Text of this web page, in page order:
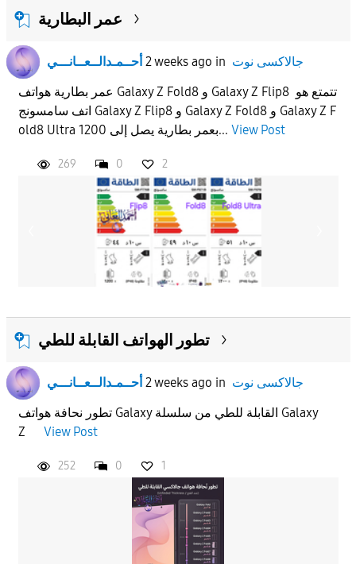
عمر البطارية
أحــمـدالــعــانـــي 2 weeks ago in جالاكسى نوت
عمر بطارية هواتف Galaxy Z Fold8 و Galaxy Z Flip8 تتمتع هو
اتف سامسونج Galaxy Z Flip8 و Galaxy Z Fold8 و Galaxy Z F
old8 Ultra بعمر بطارية يصل إلى 1200... View Post
269 0 2
تطور الهواتف القابلة للطي
أحــمـدالــعــانـــي 2 weeks ago in جالاكسى نوت
تطور نحافة هواتف Galaxy القابلة للطي من سلسلة Galaxy
Z View Post
252 0 1